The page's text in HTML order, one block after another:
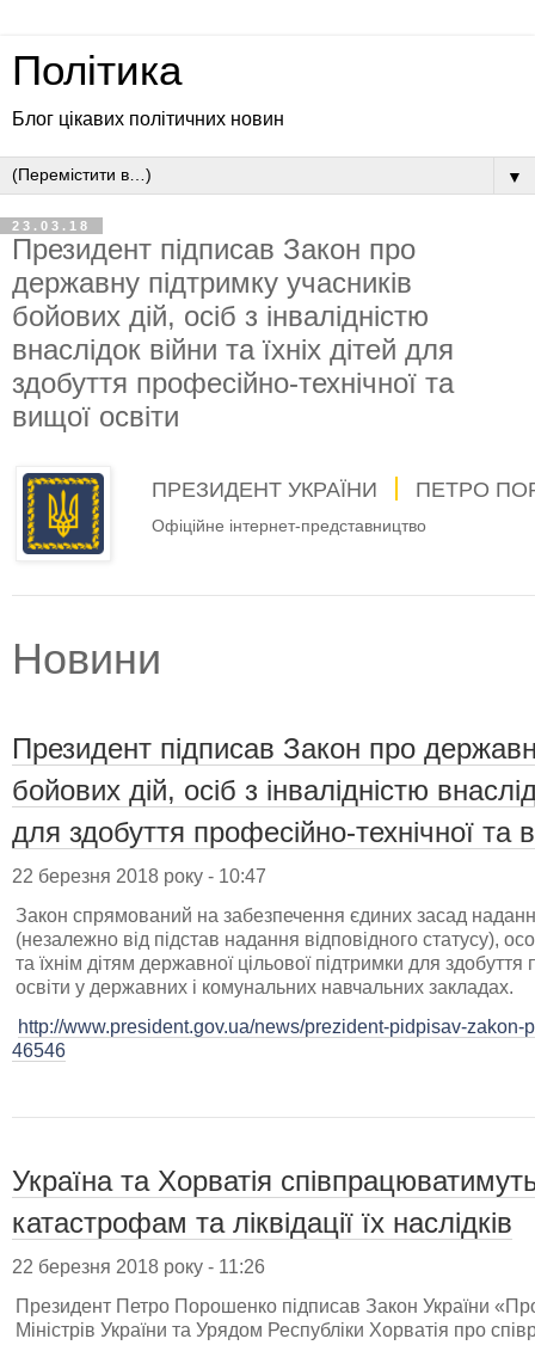
Політика
Блог цікавих політичних новин
▼
23.03.18
Президент підписав Закон про
державну підтримку учасників
бойових дій, осіб з інвалідністю
внаслідок війни та їхніх дітей для
здобуття професійно-технічної та
вищої освіти
ПРЕЗИДЕНТ УКРАЇНИ ПЕТРО
Офіційне інтернет-представництво
Новини
Президент підписав Закон про
бойових дій, осіб з інвалідністю
для здобуття професійно-технічної та
22 березня 2018 року - 10:47
Закон спрямований на забезпечення єдиних засад
(незалежно від підстав надання відповідного статусу),
та їхнім дітям державної цільової підтримки для
освіти у державних і комунальних навчальних закладах.
http://www.president.gov.ua/news/prezident-pidpisav-
46546
Україна та Хорватія
катастрофам та ліквідації їх наслідків
22 березня 2018 року - 11:26
Президент Петро Порошенко підписав Закон України
Міністрів України та Урядом Республіки Хорватія про